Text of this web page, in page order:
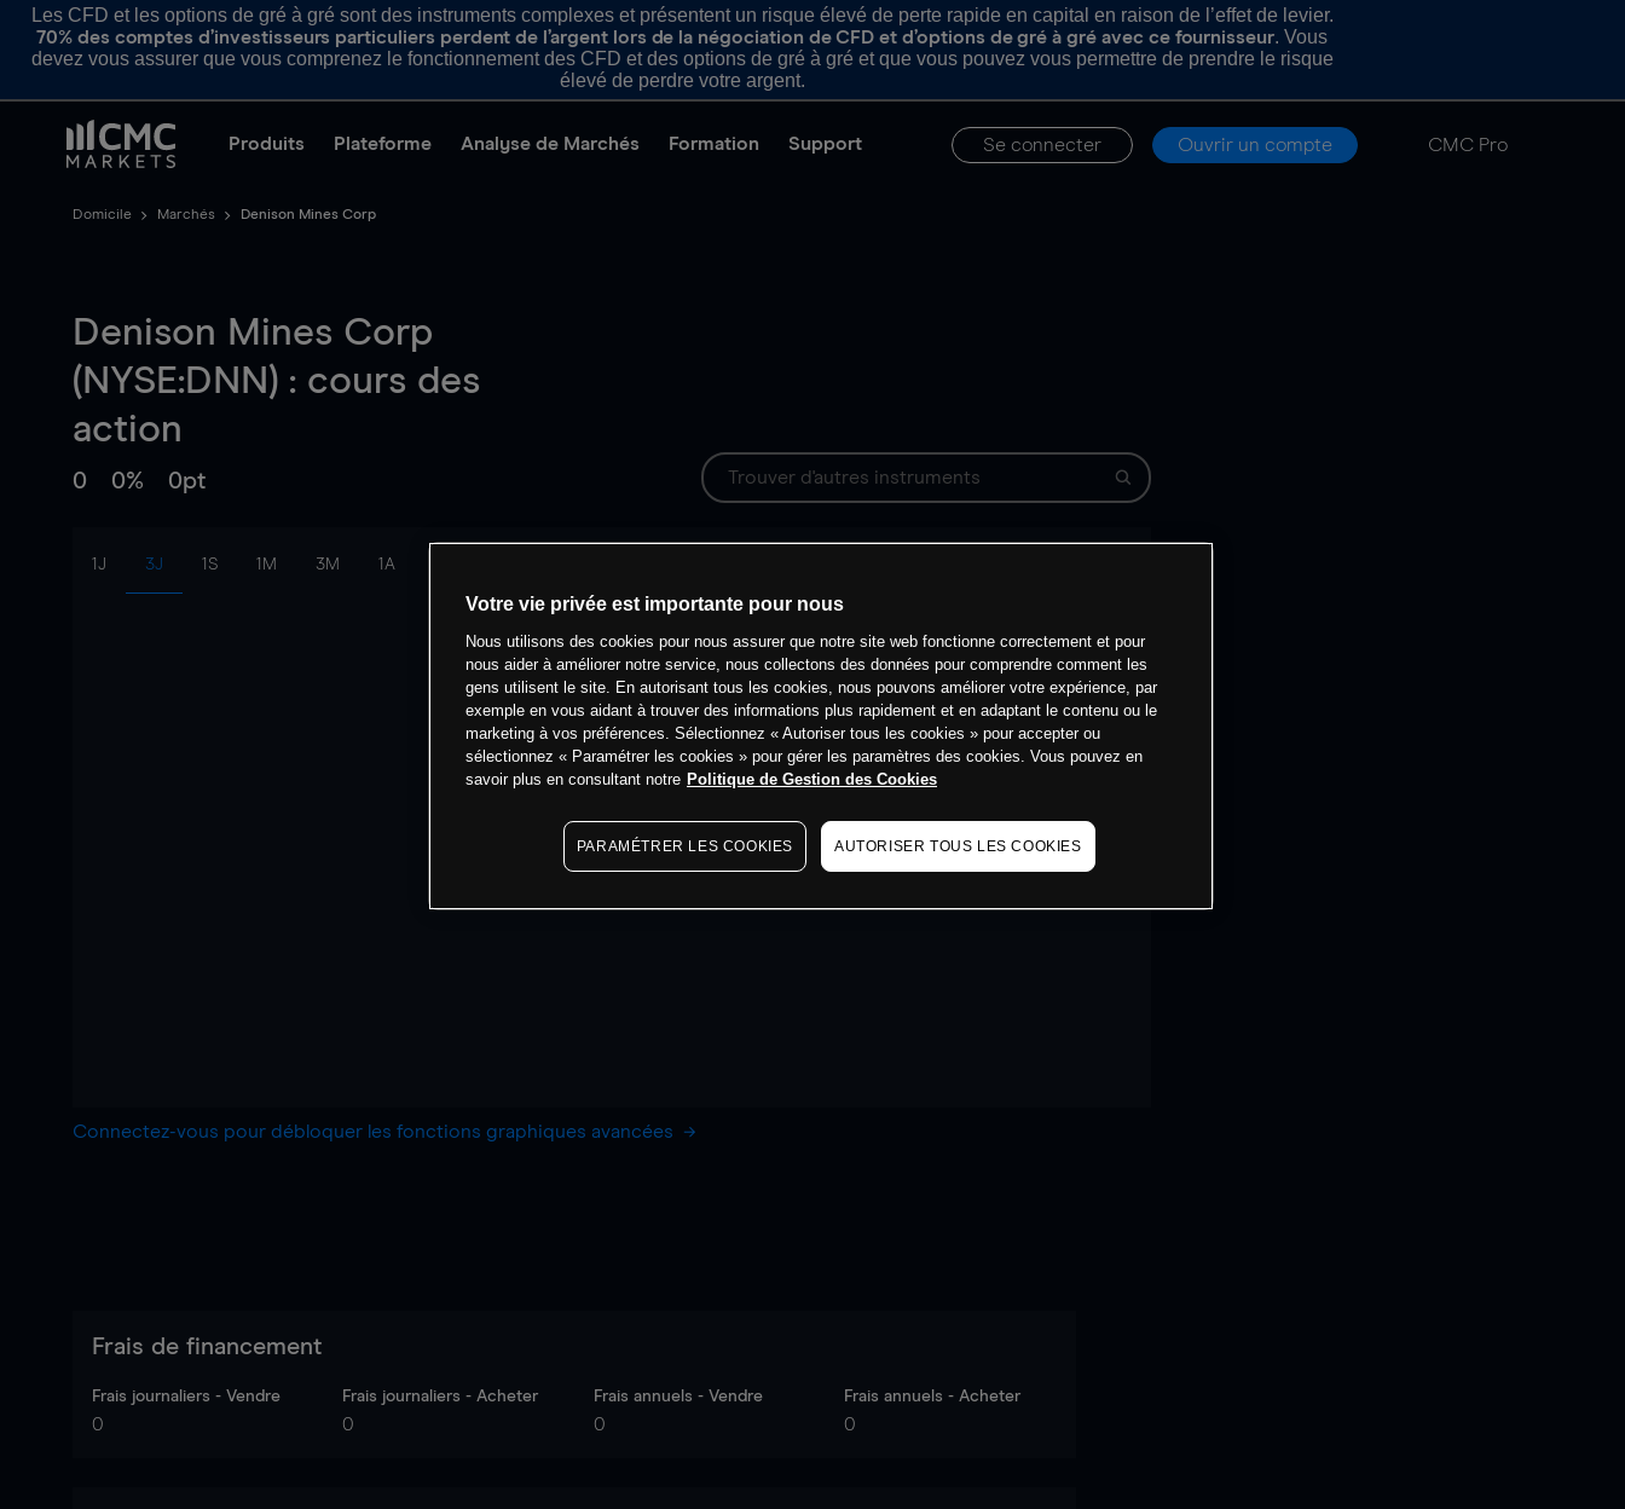
Les CFD et les options de gré à gré sont des instruments complexes et présentent un risque élevé de perte rapide en capital en raison de l’effet de levier.
70% des comptes d’investisseurs particuliers perdent de l’argent lors de la négociation de CFD et d’options de gré à gré avec ce fournisseur. Vous
devez vous assurer que vous comprenez le fonctionnement des CFD et des options de gré à gré et que vous pouvez vous permettre de prendre le risque
élevé de perdre votre argent.
Produits Plateforme Analyse de Marchés Formation Support Se connecter Ouvrir un compte CMC Pro
Domicile Marchés Denison Mines Corp
Denison Mines Corp
(NYSE:DNN) : cours des
action
0 0% 0pt
1J 3J 1S 1M 3M 1A
Connectez-vous pour débloquer les fonctions graphiques avancées
Frais de financement
Frais journaliers - Vendre
0
Frais journaliers - Acheter
0
Frais annuels - Vendre
0
Frais annuels - Acheter
0
Votre vie privée est importante pour nous
Nous utilisons des cookies pour nous assurer que notre site web fonctionne correctement et pour
nous aider à améliorer notre service, nous collectons des données pour comprendre comment les
gens utilisent le site. En autorisant tous les cookies, nous pouvons améliorer votre expérience, par
exemple en vous aidant à trouver des informations plus rapidement et en adaptant le contenu ou le
marketing à vos préférences. Sélectionnez « Autoriser tous les cookies » pour accepter ou
sélectionnez « Paramétrer les cookies » pour gérer les paramètres des cookies. Vous pouvez en
savoir plus en consultant notre Politique de Gestion des Cookies
PARAMÉTRER LES COOKIES AUTORISER TOUS LES COOKIES